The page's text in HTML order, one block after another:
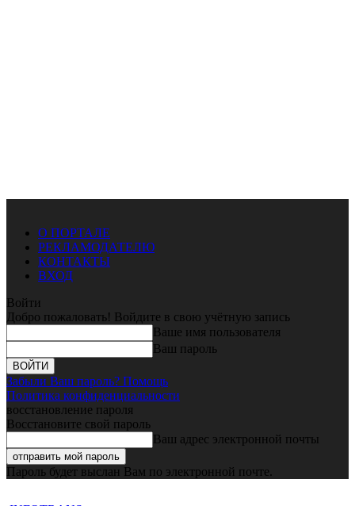
О ПОРТАЛЕ
РЕКЛАМОДАТЕЛЮ
КОНТАКТЫ
ВХОД
Войти
Добро пожаловать! Войдите в свою учётную запись
Ваше имя пользователя
Ваш пароль
Забыли Ваш пароль? Помощь
Политика конфиденциальности
восстановление пароля
Восстановите свой пароль
Ваш адрес электронной почты
Пароль будет выслан Вам по электронной почте.